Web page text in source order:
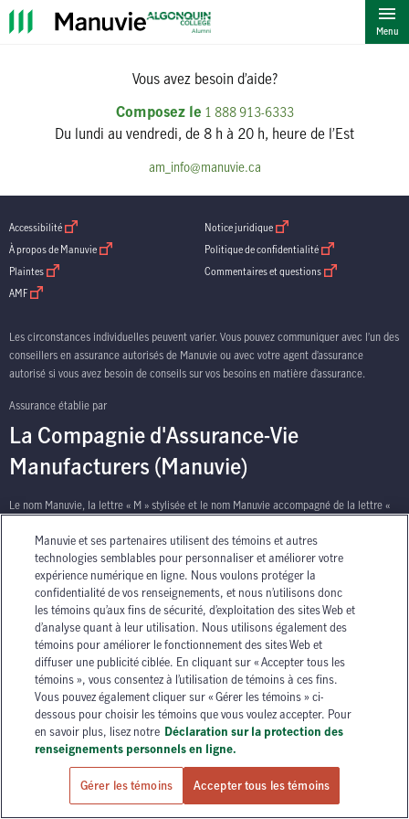
""
Menu
Vous avez besoin d’aide?
Composez le 1 888 913-6333
Du lundi au vendredi, de 8 h à 20 h, heure de l’Est
am_info@manuvie.ca
Accessibilité ouvrir dans une nouvelle fenetre Notice juridique ouvrir dans une nouvelle fenetre
À propos de Manuvie ouvrir dans une nouvelle fenetrePolitique de confidentialité ouvrir dans une
Plaintes ouvrir dans une nouvelle fenetre Commentaires et questions ouvrir dans une
AMF ouvrir dans une nouvelle fenetre
Les circonstances individuelles peuvent varier. Vous pouvez communiquer avec l’un des
conseillers en assurance autorisés de Manuvie ou avec votre agent d’assurance
autorisé si vous avez besoin de conseils sur vos besoins en matière d’assurance.
Assurance établie par
La Compagnie d'Assurance-Vie
Manufacturers (Manuvie)
Le nom Manuvie, la lettre « M » stylisée et le nom Manuvie accompagné de la lettre «
Manufacturers qu’elle et ses sociétés affiliées utilisent sous licence. © La Compagnie
d’Assurance-Vie Manufacturers, 2026. Tous droits réservés. Manuvie, P.O. Box 670,
STN Waterloo, Waterloo, Ontario N2J 4B8.
has context menu
Manuvie et ses partenaires utilisent des témoins et autres
technologies semblables pour personnaliser et améliorer votre
expérience numérique en ligne. Nous voulons protéger la
confidentialité de vos renseignements, et nous n’utilisons donc
les témoins qu’aux fins de sécurité, d’exploitation des sites Web et
d’analyse quant à leur utilisation. Nous utilisons également des
témoins pour améliorer le fonctionnement des sites Web et
diffuser une publicité ciblée. En cliquant sur « Accepter tous les
témoins », vous consentez à l’utilisation de témoins à ces fins.
Vous pouvez également cliquer sur « Gérer les témoins » ci-
dessous pour choisir les témoins que vous voulez accepter. Pour
en savoir plus, lisez notre Déclaration sur la protection des
renseignements personnels en ligne.
Gérer les témoins Accepter tous les témoins